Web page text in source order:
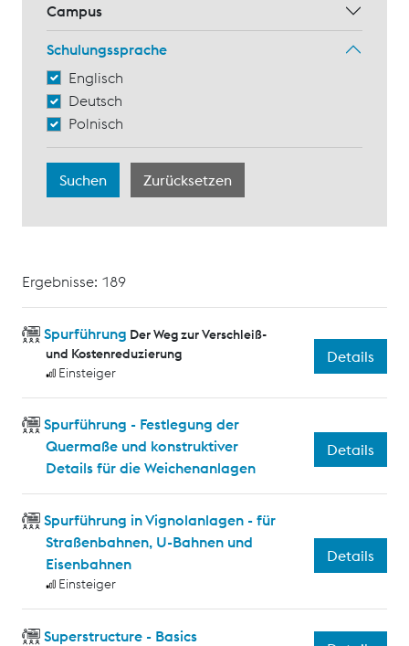
Campus
Schulungssprache
Englisch
Deutsch
Polnisch
Ergebnisse: 189
Spurführung Der Weg zur Verschleiß-
und Kostenreduzierung
Einsteiger
Details
Spurführung - Festlegung der
Quermaße und konstruktiver
Details für die Weichenanlagen
Details
Spurführung in Vignolanlagen - für
Straßenbahnen, U-Bahnen und
Eisenbahnen
Einsteiger
Details
Superstructure - Basics